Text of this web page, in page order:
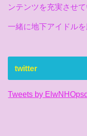
ンテンツを充実させ
一緒に地下アイドル
twitter
Tweets by